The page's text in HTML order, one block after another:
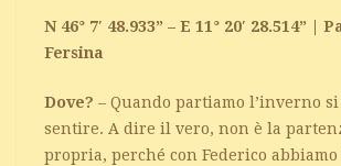
N 46° 7′ 48.933” – E 11° 20′ 28.514” |
Fersina
Dove? – Quando partiamo l’inverno
sentire. A dire il vero, non è la
propria, perché con Federico